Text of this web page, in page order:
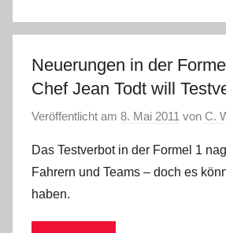
Neuerungen in der
Chef Jean Todt will
Veröffentlicht am 8. Mai 2011 von C.
Das Testverbot in der Formel 1
Fahrern und Teams – doch es
haben.